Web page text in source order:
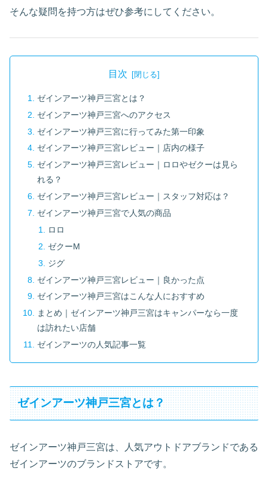
そんな疑問を持つ方はぜひ参考にしてください。
目次
ゼインアーツ神戸三宮とは？
ゼインアーツ神戸三宮へのアクセス
ゼインアーツ神戸三宮に行ってみた第一印象
ゼインアーツ神戸三宮レビュー｜店内の様子
ゼインアーツ神戸三宮レビュー｜ロロやゼクーは見ら
れる？
ゼインアーツ神戸三宮レビュー｜スタッフ対応は？
ゼインアーツ神戸三宮で人気の商品
ロロ
ゼクーM
ジグ
ゼインアーツ神戸三宮レビュー｜良かった点
ゼインアーツ神戸三宮はこんな人におすすめ
まとめ｜ゼインアーツ神戸三宮はキャンパーなら一度
は訪れたい店舗
ゼインアーツの人気記事一覧
ゼインアーツ神戸三宮とは？
ゼインアーツ神戸三宮は、人気アウトドアブランドである
ゼインアーツのブランドストアです。